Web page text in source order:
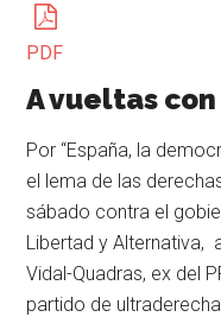
PDF
A vueltas
Por “España, la
el lema de las
sábado contra el
Libertad y Alternativa,
Vidal-Quadras, ex del
partido de